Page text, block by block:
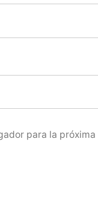
para la próxima